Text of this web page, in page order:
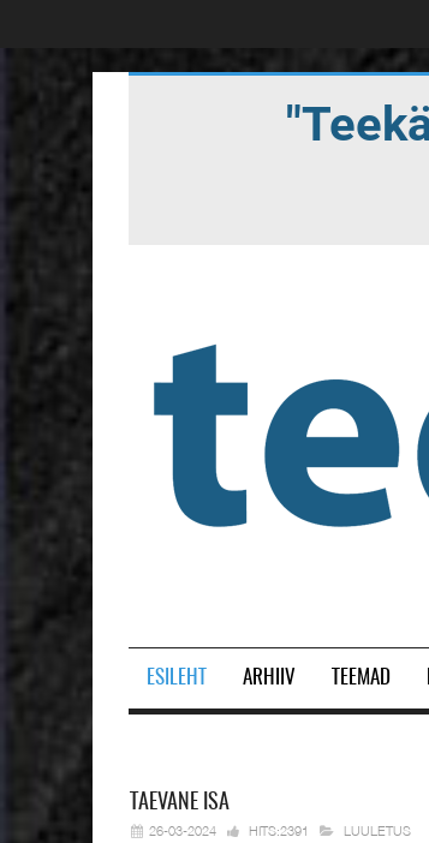
ESILEHT ARHIIV TEEMAD
TAEVANE ISA
26-03-2024 HITS:2391 LUULETUS